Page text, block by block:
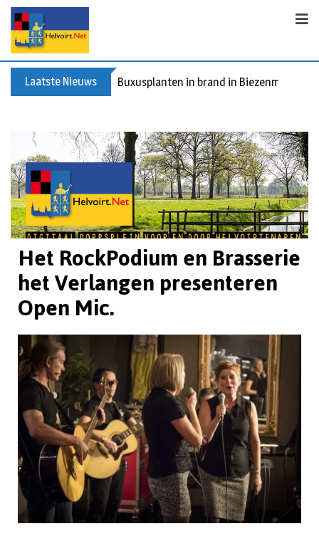
Laatste Nieuws Buxusplanten in brand in Biezenmortel,
Het RockPodium en Brasserie
het Verlangen presenteren
Open Mic.